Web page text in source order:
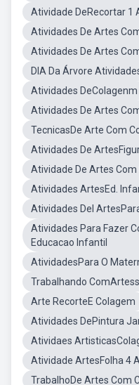
Atividade DeRecortar 1
Atividades De Artes
Atividades De Artes
DIA Da Árvore
Atividades DeColagenm
Atividades De Artes
TecnicasDe Arte Com
Atividades De
Atividade De Artes
Atividades ArtesEd.
Atividades Del
Atividades Para Fazer
Educacao Infantil
AtividadesPara O
Trabalhando
Arte RecorteE Colagem
Atividades DePintura
Atividaes
Atividade ArtesFolha 4
TrabalhoDe Artes Com